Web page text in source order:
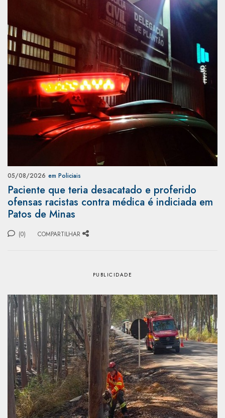
05/08/2026 em Policiais
Paciente que teria desacatado e proferido
ofensas racistas contra médica é indiciada em
Patos de Minas
(0) COMPARTILHAR